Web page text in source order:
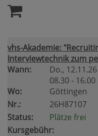
vhs-Akademie:
Interviewtechnik zum
Wann:
Do., 12.11.26
08.30 -
Wo:
Göttingen
Nr.:
26H87107
Status:
Plätze frei
Kursgebühr: